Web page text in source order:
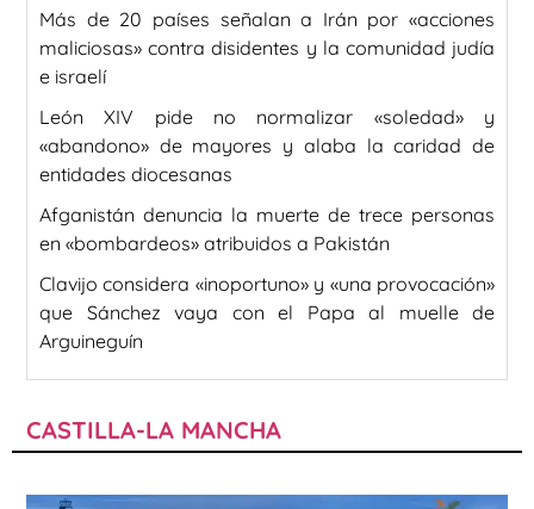
Más de 20 países señalan a Irán por «acciones
maliciosas» contra disidentes y la comunidad judía
e israelí
León XIV pide no normalizar «soledad» y
«abandono» de mayores y alaba la caridad de
entidades diocesanas
Afganistán denuncia la muerte de trece personas
en «bombardeos» atribuidos a Pakistán
Clavijo considera «inoportuno» y «una provocación»
que Sánchez vaya con el Papa al muelle de
Arguineguín
CASTILLA-LA MANCHA